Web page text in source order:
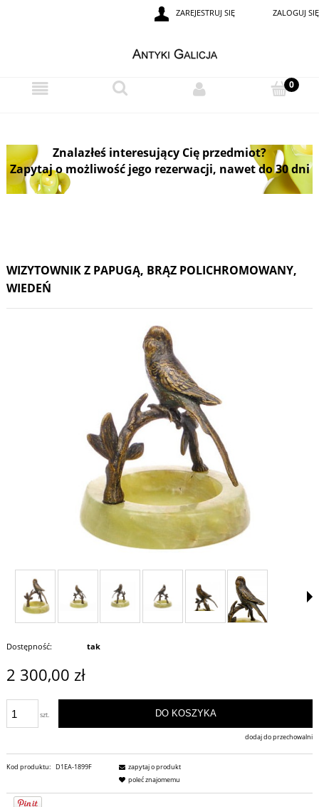
ZAREJESTRUJ SIĘ ZALOGUJ SIĘ
Znalazłeś interesujący Cię przedmiot?
Zapytaj o możliwość jego rezerwacji, nawet do 30 dni
WIZYTOWNIK Z PAPUGĄ, BRĄZ POLICHROMOWANY,
WIEDEŃ
Dostępność: tak
2 300,00 zł
szt. DO KOSZYKA
dodaj do przechowalni
Kod produktu: D1EA-1899F
zapytaj o produkt
poleć znajomemu